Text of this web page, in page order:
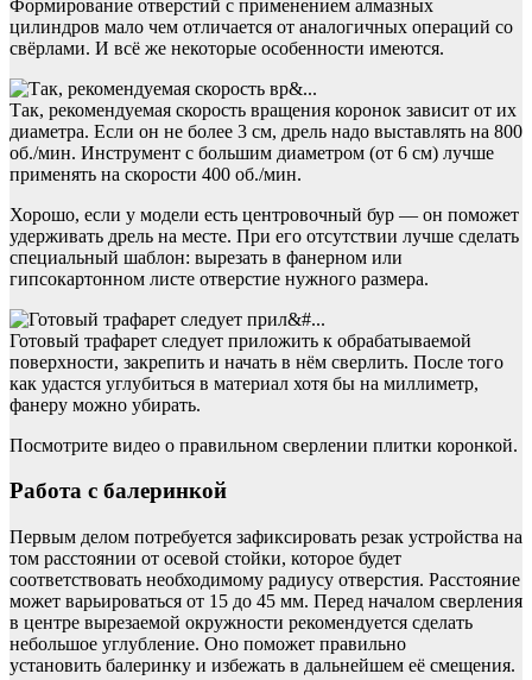
Формирование отверстий с применением алмазных
цилиндров мало чем отличается от аналогичных операций со
свёрлами. И всё же некоторые особенности имеются.
Так, рекомендуемая скорость вращения коронок зависит от их
диаметра. Если он не более 3 см, дрель надо выставлять на 800
об./мин. Инструмент с большим диаметром (от 6 см) лучше
применять на скорости 400 об./мин.
Хорошо, если у модели есть центровочный бур — он поможет
удерживать дрель на месте. При его отсутствии лучше сделать
специальный шаблон: вырезать в фанерном или
гипсокартонном листе отверстие нужного размера.
Готовый трафарет следует приложить к обрабатываемой
поверхности, закрепить и начать в нём сверлить. После того
как удастся углубиться в материал хотя бы на миллиметр,
фанеру можно убирать.
Посмотрите видео о правильном сверлении плитки коронкой.
Работа с балеринкой
Первым делом потребуется зафиксировать резак устройства на
том расстоянии от осевой стойки, которое будет
соответствовать необходимому радиусу отверстия. Расстояние
может варьироваться от 15 до 45 мм. Перед началом сверления
в центре вырезаемой окружности рекомендуется сделать
небольшое углубление. Оно поможет правильно
установить балеринку и избежать в дальнейшем её смещения.